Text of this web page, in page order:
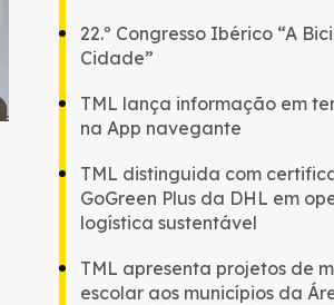
22.º Congresso Ibérico “A
Cidade”
TML lança informação em
na App navegante
TML distinguida com
GoGreen Plus da DHL em
logística sustentável
TML apresenta projetos de
escolar aos municípios da